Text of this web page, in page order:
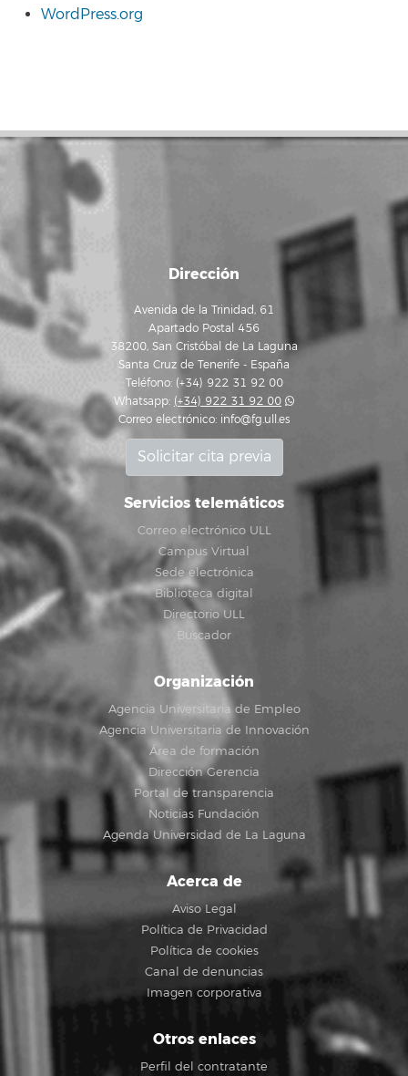
WordPress.org
Dirección
Avenida de la Trinidad, 61
Apartado Postal 456
38200, San Cristóbal de La Laguna
Santa Cruz de Tenerife - España
Teléfono: (+34) 922 31 92 00
Whatsapp: (+34) 922 31 92 00
Correo electrónico: info@fg.ull.es
Solicitar cita previa
Servicios telemáticos
Correo electrónico ULL
Campus Virtual
Sede electrónica
Biblioteca digital
Directorio ULL
Buscador
Organización
Agencia Universitaria de Empleo
Agencia Universitaria de Innovación
Área de formación
Dirección Gerencia
Portal de transparencia
Noticias Fundación
Agenda Universidad de La Laguna
Acerca de
Aviso Legal
Política de Privacidad
Política de cookies
Canal de denuncias
Imagen corporativa
Otros enlaces
Perfil del contratante